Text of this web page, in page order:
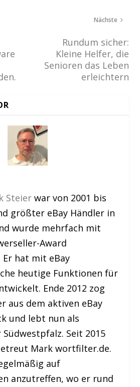
Nächste
Rundum sicher:
Kleine Helfer, die
Senioren das Leben
erleichtern
Steier war von 2001 bis
größter eBay Händler in
wurde mehrfach mit
Award
Er hat mit eBay
heutige Funktionen für
Ende 2012 zog
aus dem aktiven eBay
und lebt nun als
Seit 2015
Mark wortfilter.de.
auf
anzutreffen, wo er rund